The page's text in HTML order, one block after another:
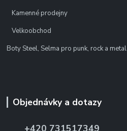
Kamenné prodejny
Velkoobchod
Boty Steel, Selma pro punk, rock a metal
Objednávky a dotazy
+420 731517349